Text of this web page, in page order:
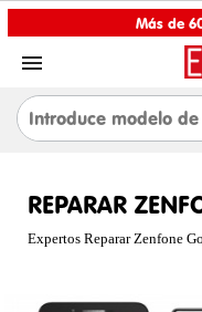
Más de

REPARAR
Expertos Reparar Zenfone